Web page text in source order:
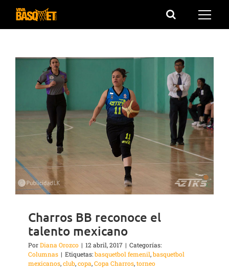
Saltar
Charros BB reconoce el
talento mexicano
PorDiana Orozco | 12 abril, 2017 | Categorías:
Columnas | Etiquetas:basquetbol femenil,basquetbol
mexicanos,club,copa,Copa Charros,torneo